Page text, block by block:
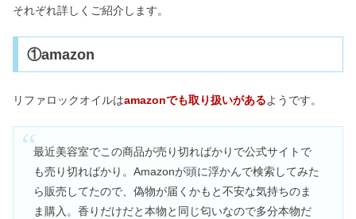
それぞれ詳しくご紹介します。
①amazon
リファロックオイルはamazonでも取り扱いがあるようです。
最近美容室でこの商品が売り切ればかりで公式サイトで
も売り切ればかり。Amazonが頭に浮かんで検索してみた
ら販売してたので、偽物が届くかもと不安な気持ちのま
ま購入。香りだけだと本物と同じ匂いなので多分本物だ